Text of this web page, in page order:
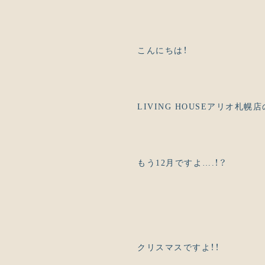
こんにちは！
LIVING HOUSEアリオ札幌店
もう12月ですよ….！？
クリスマスですよ！！